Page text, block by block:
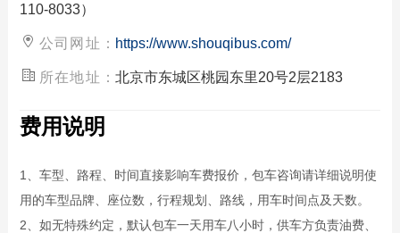
110-8033）
公司网址： https://www.shouqibus.com/
所在地址： 北京市东城区桃园东里20号2层2183
费用说明
1、车型、路程、时间直接影响车费报价，包车咨询请详细说明使
用的车型品牌、座位数，行程规划、路线，用车时间点及天数。
2、如无特殊约定，默认包车一天用车八小时，供车方负责油费、